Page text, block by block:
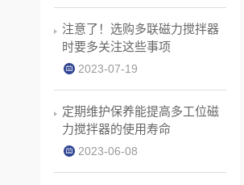
注意了！选购多联磁力搅拌器
时要多关注这些事项
2023-07-19
定期维护保养能提高多工位磁
力搅拌器的使用寿命
2023-06-08